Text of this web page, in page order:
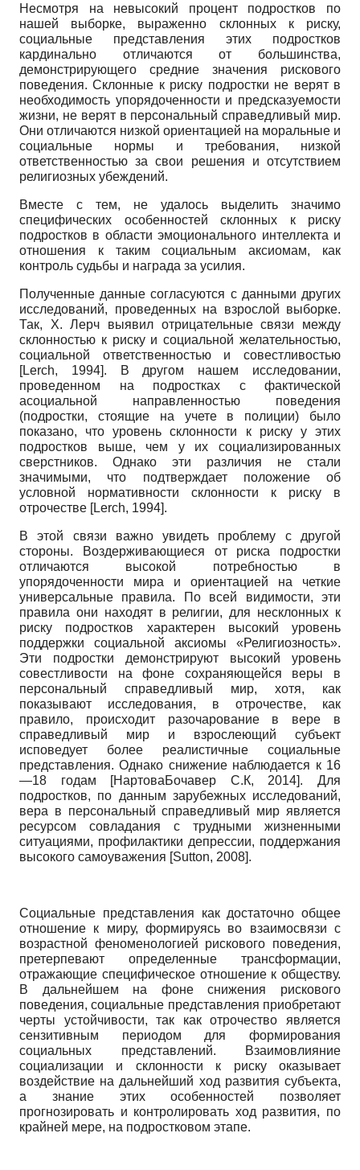
Несмотря на невысокий процент подростков по
нашей выборке, выраженно склонных к риску,
социальные представления этих подростков
кардинально отличаются от большинства,
демонстрирующего средние значения рискового
поведения. Склонные к риску подростки не верят в
необходимость упорядоченности и предсказуемости
жизни, не верят в персональный справедливый мир.
Они отличаются низкой ориентацией на моральные и
социальные нормы и требования, низкой
ответственностью за свои решения и отсутствием
религиозных убеждений.
Вместе с тем, не удалось выделить значимо
специфических особенностей склонных к риску
подростков в области эмоционального интеллекта и
отношения к таким социальным аксиомам, как
контроль судьбы и награда за усилия.
Полученные данные согласуются с данными других
исследований, проведенных на взрослой выборке.
Так, Х. Лерч выявил отрицательные связи между
склонностью к риску и социальной желательностью,
социальной ответственностью и совестливостью
[Lerch, 1994]. В другом нашем исследовании,
проведенном на подростках с фактической
асоциальной направленностью поведения
(подростки, стоящие на учете в полиции) было
показано, что уровень склонности к риску у этих
подростков выше, чем у их социализированных
сверстников. Однако эти различия не стали
значимыми, что подтверждает положение об
условной нормативности склонности к риску в
отрочестве [Lerch, 1994].
В этой связи важно увидеть проблему с другой
стороны. Воздерживающиеся от риска подростки
отличаются высокой потребностью в
упорядоченности мира и ориентацией на четкие
универсальные правила. По всей видимости, эти
правила они находят в религии, для несклонных к
риску подростков характерен высокий уровень
поддержки социальной аксиомы «Религиозность».
Эти подростки демонстрируют высокий уровень
совестливости на фоне сохраняющейся веры в
персональный справедливый мир, хотя, как
показывают исследования, в отрочестве, как
правило, происходит разочарование в вере в
справедливый мир и взрослеющий субъект
исповедует более реалистичные социальные
представления. Однако снижение наблюдается к 16
—18 годам
[Нартова­Бочавер С.К, 2014]. Для
подростков, по данным зарубежных исследований,
вера в персональный справедливый мир является
ресурсом совла­дания с трудными жизненными
ситуациями, профилактики депрессии, поддержания
высокого самоуважения [Sutton, 2008].
Социальные представления как достаточно общее
отношение к миру, формируясь во взаимосвязи с
возрастной феноменологией рискового поведения,
претерпевают определенные трансформации,
отражающие специфическое отношение к обществу.
В дальнейшем на фоне снижения рискового
поведения, социальные представления приобретают
черты устойчивости, так как отрочество является
сензитивным периодом для формирования
социальных представлений. Взаимовлияние
социализации и склонности к риску оказывает
воздействие на дальнейший ход развития субъекта,
а знание этих особенностей позволяет
прогнозировать и контролировать ход развития, по
крайней мере, на подростковом этапе.